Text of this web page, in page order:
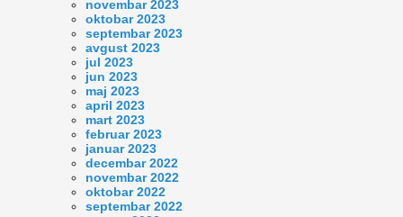
novembar 2023
oktobar 2023
septembar 2023
avgust 2023
jul 2023
jun 2023
maj 2023
april 2023
mart 2023
februar 2023
januar 2023
decembar 2022
novembar 2022
oktobar 2022
septembar 2022